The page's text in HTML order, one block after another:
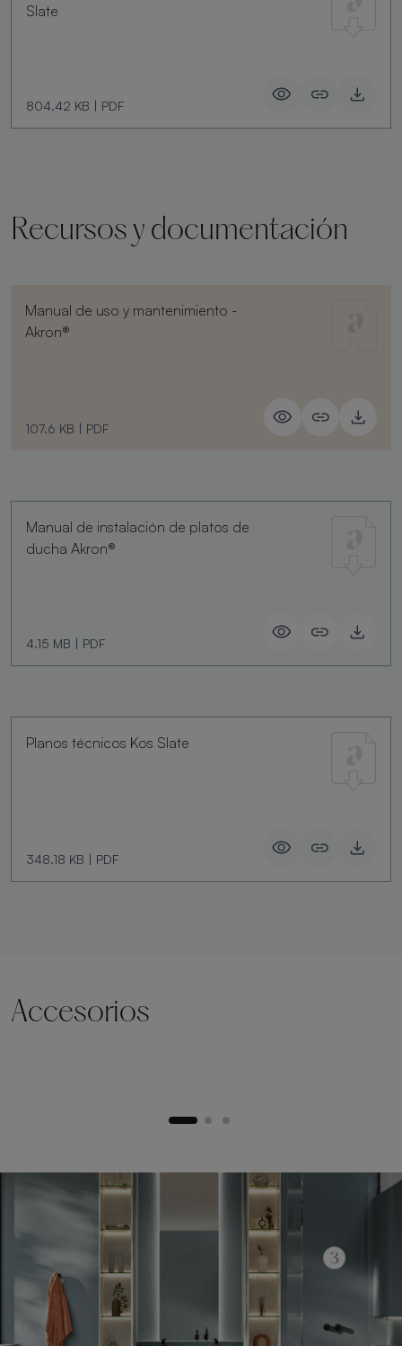
Slate
804.42 KB | PDF
Recursos y documentación
Manual de uso y mantenimiento -
Akron®
107.6 KB | PDF
Manual de instalación de platos de
ducha Akron®
4.15 MB | PDF
Planos técnicos Kos Slate
348.18 KB | PDF
Accesorios